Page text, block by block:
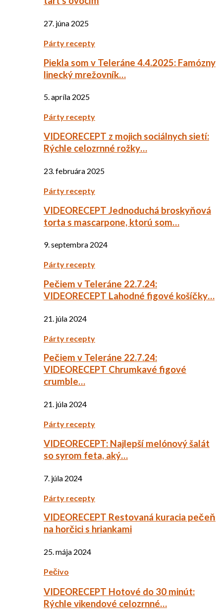
27. júna 2025
Párty recepty
Piekla som v Teleráne 4.4.2025: Famózny
linecký mrežovník…
5. apríla 2025
Párty recepty
VIDEORECEPT z mojich sociálnych sietí:
Rýchle celozrnné rožky…
23. februára 2025
Párty recepty
VIDEORECEPT Jednoduchá broskyňová
torta s mascarpone, ktorú som…
9. septembra 2024
Párty recepty
Pečiem v Teleráne 22.7.24:
VIDEORECEPT Lahodné figové košíčky…
21. júla 2024
Párty recepty
Pečiem v Teleráne 22.7.24:
VIDEORECEPT Chrumkavé figové
crumble…
21. júla 2024
Párty recepty
VIDEORECEPT: Najlepší melónový šalát
so syrom feta, aký…
7. júla 2024
Párty recepty
VIDEORECEPT Restovaná kuracia pečeň
na horčici s hriankami
25. mája 2024
Pečivo
VIDEORECEPT Hotové do 30 minút:
Rýchle vikendové celozrnné…